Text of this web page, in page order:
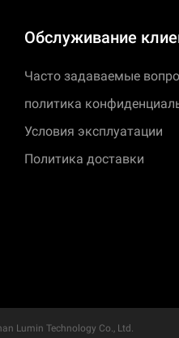
Обслуживание
Часто задаваемые
политика
Условия эксплуатации
Политика доставки
Lumin Technology Co., Ltd.